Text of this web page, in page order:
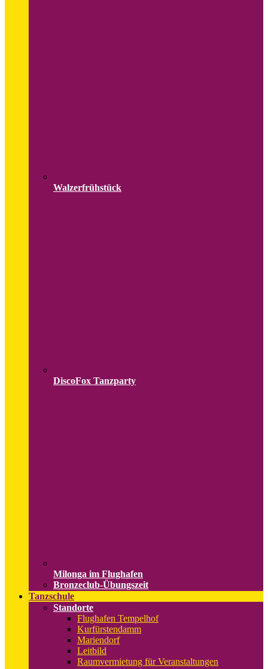
Walzerfrühstück
DiscoFox Tanzparty
Milonga im Flughafen
Bronzeclub-Übungszeit
Tanzschule
Standorte
Flughafen Tempelhof
Kurfürstendamm
Mariendorf
Leitbild
Raumvermietung für Veranstaltungen